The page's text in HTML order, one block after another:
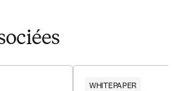
WHITEPAPER